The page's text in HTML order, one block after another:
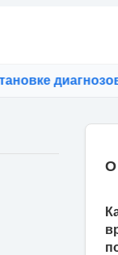
диагнозов по
О